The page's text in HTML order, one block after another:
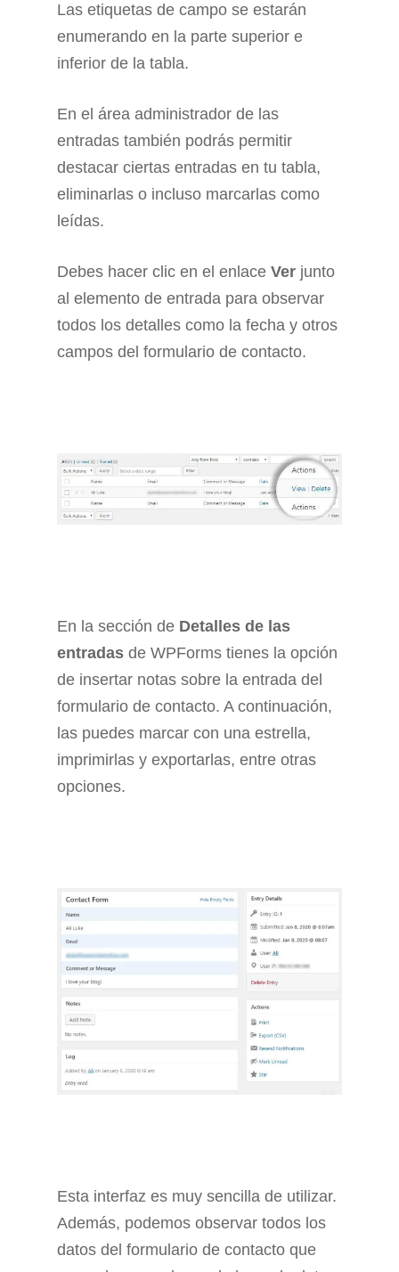
Las etiquetas de campo se estarán
enumerando en la parte superior e
inferior de la tabla.
En el área administrador de las
entradas también podrás permitir
destacar ciertas entradas en tu tabla,
eliminarlas o incluso marcarlas como
leídas.
Debes hacer clic en el enlace Ver junto
al elemento de entrada para observar
todos los detalles como la fecha y otros
campos del formulario de contacto.
En la sección de Detalles de las
entradas de WPForms tienes la opción
de insertar notas sobre la entrada del
formulario de contacto. A continuación,
las puedes marcar con una estrella,
imprimirlas y exportarlas, entre otras
opciones.
Esta interfaz es muy sencilla de utilizar.
Además, podemos observar todos los
datos del formulario de contacto que